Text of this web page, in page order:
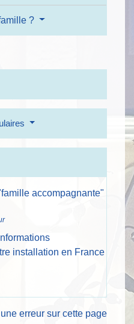
?
accompagnante"
installation en France
erreur sur cette page